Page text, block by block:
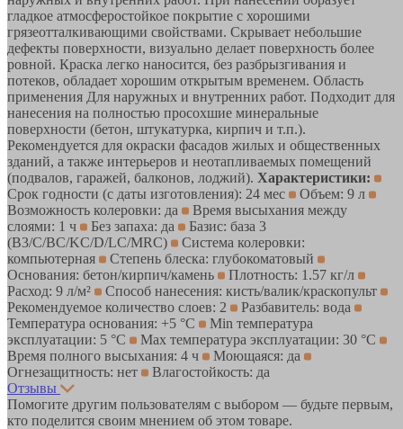
гладкое атмосферостойкое покрытие с хорошими
грязеотталкивающими свойствами. Скрывает небольшие
дефекты поверхности, визуально делает поверхность более
ровной. Краска легко наносится, без разбрызгивания и
потеков, обладает хорошим открытым временем. Область
применения Для наружных и внутренних работ. Подходит для
нанесения на полностью просохшие минеральные
поверхности (бетон, штукатурка, кирпич и т.п.).
Рекомендуется для окраски фасадов жилых и общественных
зданий, а также интерьеров и неотапливаемых помещений
(подвалов, гаражей, балконов, лоджий). Характеристики:
Срок годности (с даты изготовления): 24 мес
Объем: 9 л
Возможность колеровки: да
Время высыхания между
слоями: 1 ч
Без запаха: да
Базис: база 3
(B3/C/BC/KC/D/LC/MRC)
Система колеровки:
компьютерная
Степень блеска: глубокоматовый
Основания: бетон/кирпич/камень
Плотность: 1.57 кг/л
Расход: 9 л/м²
Способ нанесения: кисть/валик/краскопульт
Рекомендуемое количество слоев: 2
Разбавитель: вода
Температура основания: +5 °С
Min температура
эксплуатации: 5 °С
Max температура эксплуатации: 30 °С
Время полного высыхания: 4 ч
Моющаяся: да
Огнезащитность: нет
Влагостойкость: да
Отзывы
Помогите другим пользователям с выбором — будьте первым,
кто поделится своим мнением об этом товаре.